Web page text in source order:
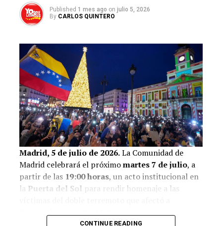
    background-color: var(--crema);
    color: var(--cafe);
    overflow-x: hidden;
    background: var(--cafe);
    text-align: center;
    padding: 14px 20px;
    letter-spacing: 4px;
    font-size: 12px;
    color: var(--amarillo);
    font-weight: 500;
    text-transform: uppercase;
Published 1 mes ago on julio 5, 2026
By CARLOS QUINTERO
Madrid, 5 de julio de 2026.La Comunidad de
Madrid celebrará el próximomartes 7 de julio, a
partir de las 19:00 horas, un acto institucional en
la Puerta del Sol para rendir homenaje a las
CONTINUE READING